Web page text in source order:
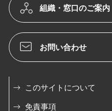
組織・窓口のご案内
お問い合わせ
このサイトについて
免責事項